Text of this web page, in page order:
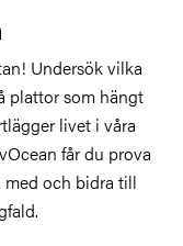
Undersök vilka
plattor som hängt
livet i våra
får du prova
och bidra till